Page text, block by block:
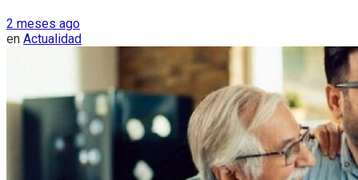
2 meses ago
en Actualidad